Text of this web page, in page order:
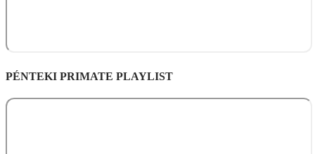
PÉNTEKI PRIMATE PLAYLIST